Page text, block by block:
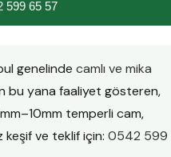
599 65 57
genelinde camlı ve mika
bu yana faaliyet gösteren,
temperli cam,
keşif ve teklif için: 0542 599